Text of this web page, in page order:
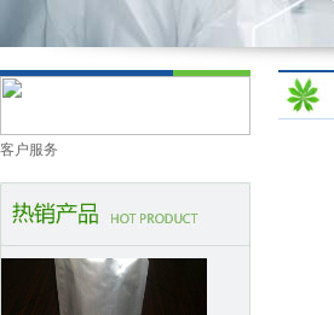
客户服务
莎梵婷-阴离子表面活性剂-..